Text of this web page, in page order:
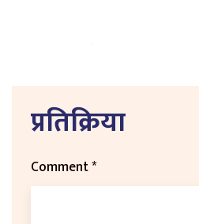
प्रतिक्रिया
Comment*